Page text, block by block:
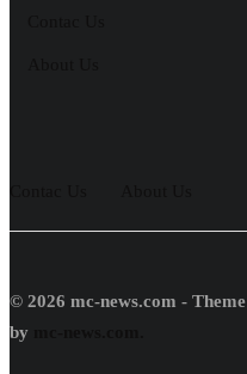
© 2026 mc-news.com - Theme
by